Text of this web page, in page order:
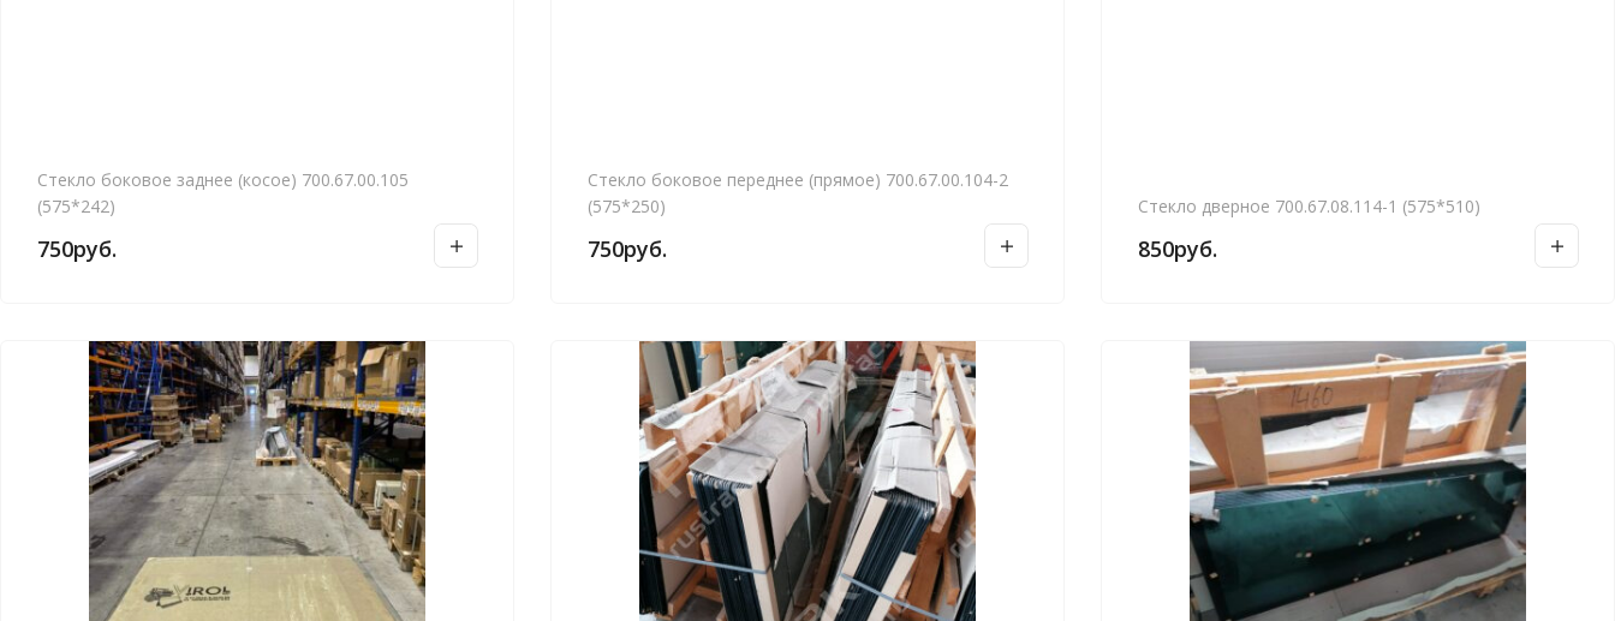
Стекло боковое заднее (косое) 700.67.00.105
(575*242)
750руб.
Стекло боковое переднее (прямое) 700.67.00.104-2
(575*250)
750руб.
Стекло дверное 700.67.08.114-1 (575*510)
850руб.